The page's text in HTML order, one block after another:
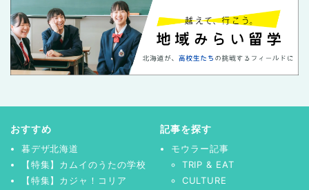
おすすめ
暮デザ北海道
【特集】カムイのうたの学校
【特集】カジャ！コリア
記事を探す
モウラー記事
TRIP & EAT
CULTURE